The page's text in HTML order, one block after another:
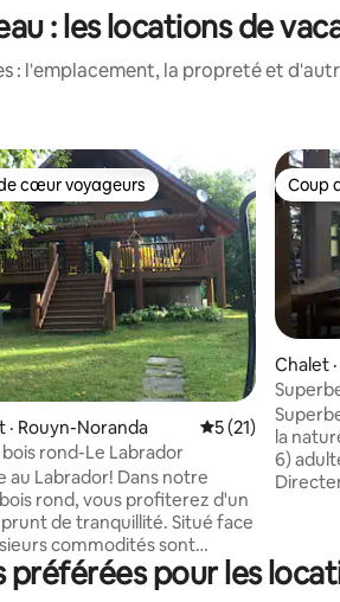
: les locations de
: l'emplacement, la propreté et
sur 5, 6 commentaires
cœur voyageurs parmi les plus aimés
cœur voyageurs
· Rouyn-Noranda Note moyenne
5 (21)
rond-Le Labrador
Dans notre
rond, vous profiterez d'un
de tranquillité. Situé face
commodités sont
des jeux. À quelques
du Mont Kanasuta, une
Coup
Coup
Chalet
bord de
la
6)
Val-
pour les